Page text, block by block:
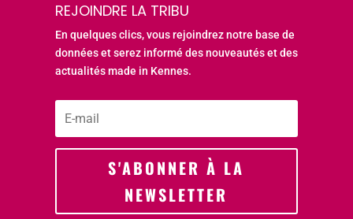
REJOINDRE LA TRIBU
En quelques clics, vous rejoindrez notre base de
données et serez informé des nouveautés et des
actualités made in Kennes.
S'ABONNER À LA
NEWSLETTER